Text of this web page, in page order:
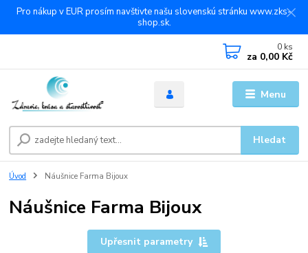
Pro nákup v EUR prosím navštivte našu slovenskú stránku www.zks-
shop.sk.
Menu
Hledat
0 ks
za 0,00 Kč
Úvod Náušnice Farma Bijoux
Náušnice Farma Bijoux
Upřesnit parametry